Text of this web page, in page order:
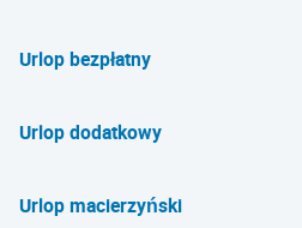
Urlop bezpłatny
Urlop dodatkowy
Urlop macierzyński